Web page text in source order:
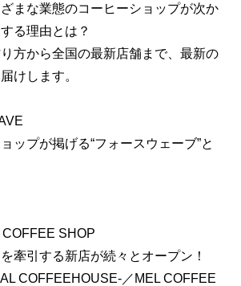
まな業態のコーヒーショップが次か
る理由とは？
方から全国の最新店舗まで、最新の
けします。
ップが掲げる“フォースウェーブ”と
SHOP
牽引する新店が続々とオープン！
COFFEEHOUSE-／MEL COFFEE